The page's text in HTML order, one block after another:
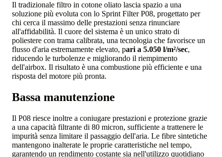
Il tradizionale filtro in cotone oliato lascia spazio a una
soluzione più evoluta con lo Sprint Filter P08, progettato per
chi cerca il massimo delle prestazioni senza rinunciare
all'affidabilità. Il cuore del sistema è un unico strato di
poliestere con trama calibrata, una tecnologia che favorisce un
flusso d'aria estremamente elevato, pari a 5.050 l/m²/sec,
riducendo le turbolenze e migliorando il riempimento
dell'airbox. Il risultato è una combustione più efficiente e una
risposta del motore più pronta.
Bassa manutenzione
Il P08 riesce inoltre a coniugare prestazioni e protezione grazie
a una capacità filtrante di 80 micron, sufficiente a trattenere le
impurità senza limitare il passaggio dell'aria. Le fibre sintetiche
mantengono inalterate le proprie caratteristiche nel tempo,
garantendo un rendimento costante sia nell'utilizzo quotidiano